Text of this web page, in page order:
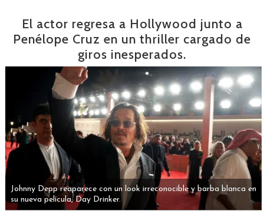
El actor regresa a Hollywood junto a
Penélope Cruz en un thriller cargado de
giros inesperados.
Johnny Depp reaparece con un look irreconocible y barba blanca en
su nueva película, Day Drinker.